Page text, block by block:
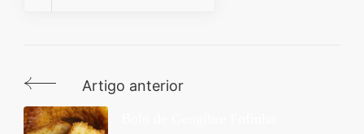
Navegação
de
Artigo anterior